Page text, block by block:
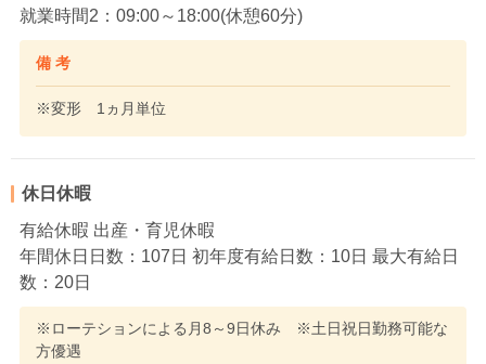
就業時間2：09:00～18:00(休憩60分)
備 考
※変形 1ヵ月単位
休日休暇
有給休暇 出産・育児休暇
年間休日日数：107日 初年度有給日数：10日 最大有給日
数：20日
※ローテションによる月8～9日休み ※土日祝日勤務可能な
方優遇